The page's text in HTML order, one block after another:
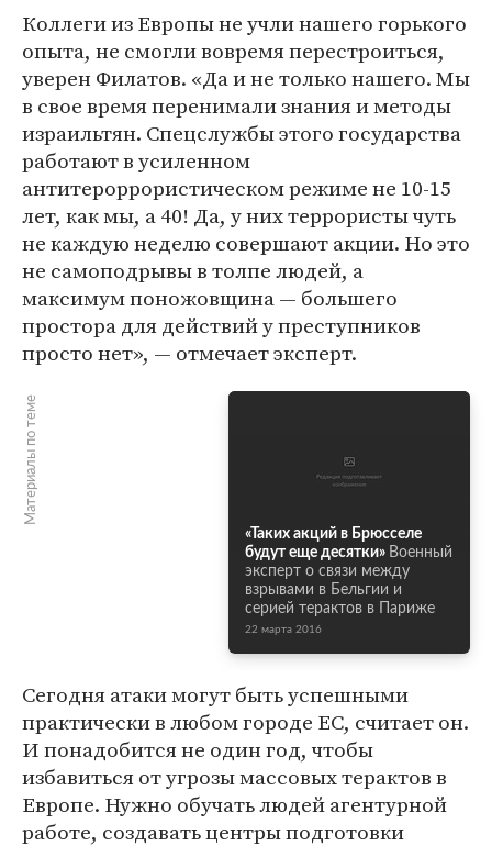
Коллеги из Европы не учли нашего горького
опыта, не смогли вовремя перестроиться,
уверен Филатов. «Да и не только нашего. Мы
в свое время перенимали знания и методы
израильтян. Спецслужбы этого государства
работают в усиленном
антитероррористическом режиме не 10-15
лет, как мы, а 40! Да, у них террористы чуть
не каждую неделю совершают акции. Но это
не самоподрывы в толпе людей, а
максимум поножовщина — большего
простора для действий у преступников
просто нет», — отмечает эксперт.
Материалы по теме
«Таких акций в Брюсселе
будут еще десятки» Военный
эксперт о связи между
взрывами в Бельгии и
серией терактов в Париже
22 марта 2016
Сегодня атаки могут быть успешными
практически в любом городе ЕС, считает он.
И понадобится не один год, чтобы
избавиться от угрозы массовых терактов в
Европе. Нужно обучать людей агентурной
работе, создавать центры подготовки